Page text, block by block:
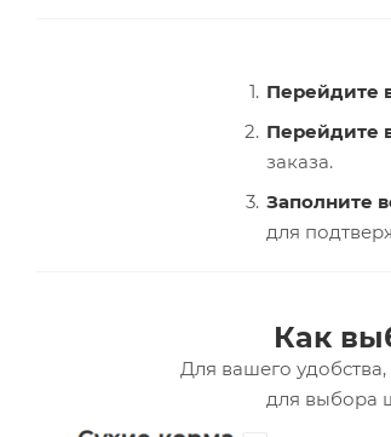
Перейдите
Перейдите
заказа.
Заполните
для
Как
Для вашего
для выбора